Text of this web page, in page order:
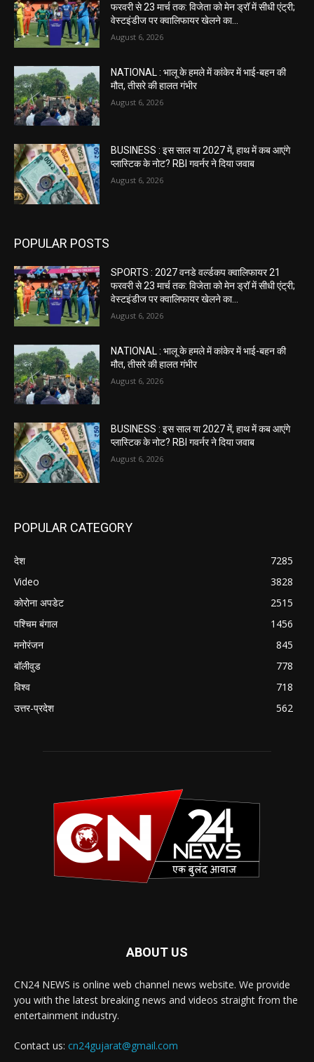
फरवरी से 23 मार्च तक: विजेता को मेन ड्रॉ में सीधी एंट्री;
वेस्टइंडीज पर क्वालिफायर खेलने का...
August 6, 2026
NATIONAL : भालू के हमले में कांकेर में भाई-बहन की
मौत, तीसरे की हालत गंभीर
August 6, 2026
BUSINESS : इस साल या 2027 में, हाथ में कब आएंगे
प्लास्टिक के नोट? RBI गवर्नर ने दिया जवाब
August 6, 2026
POPULAR POSTS
SPORTS : 2027 वनडे वर्ल्डकप क्वालिफायर 21
फरवरी से 23 मार्च तक: विजेता को मेन ड्रॉ में सीधी एंट्री;
वेस्टइंडीज पर क्वालिफायर खेलने का...
August 6, 2026
NATIONAL : भालू के हमले में कांकेर में भाई-बहन की
मौत, तीसरे की हालत गंभीर
August 6, 2026
BUSINESS : इस साल या 2027 में, हाथ में कब आएंगे
प्लास्टिक के नोट? RBI गवर्नर ने दिया जवाब
August 6, 2026
POPULAR CATEGORY
देश
7285
Video
3828
कोरोना अपडेट
2515
पश्चिम बंगाल
1456
मनोरंजन
845
बॉलीवुड
778
विश्व
718
उत्तर-प्रदेश
562
ABOUT US
CN24 NEWS is online web channel news website. We provide
you with the latest breaking news and videos straight from the
entertainment industry.
Contact us: cn24gujarat@gmail.com